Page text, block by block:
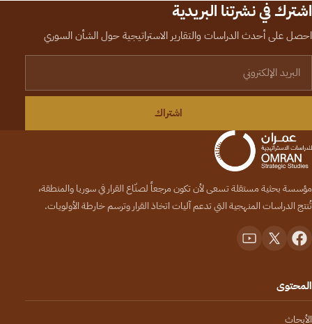
اشترك في نشرتنا البريدية
احصل على أحدث الدراسات والتقارير الاستراتيجية حول الشأن السوري
اشتراك
مؤسسة بحثية مستقلة تسعى لأن تكون مرجعاً لصنّاع القرار في سوريا والمنطقة،
تُنتج الدراسات المنهجية التي تدعم آليات اتخاذ القرار وترسم خارطة الأولويات.
المحتوى
الأبحاث